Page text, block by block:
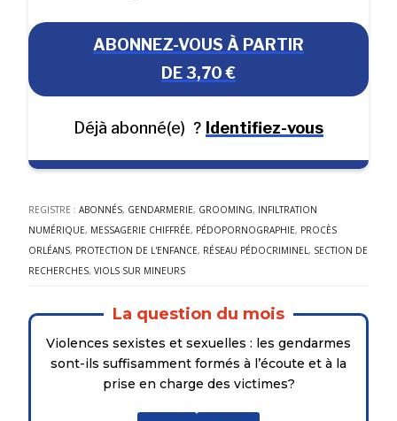
ABONNEZ-VOUS À PARTIR
DE 3,70 €
Déjà abonné(e) ? Identifiez-vous
REGISTRE :ABONNÉS, GENDARMERIE, GROOMING, INFILTRATION
NUMÉRIQUE, MESSAGERIE CHIFFRÉE, PÉDOPORNOGRAPHIE, PROCÈS
ORLÉANS, PROTECTION DE L'ENFANCE, RÉSEAU PÉDOCRIMINEL, SECTION DE
RECHERCHES,VIOLS SUR MINEURS
La question du mois
Violences sexistes et sexuelles : les gendarmes
sont-ils suffisamment formés à l’écoute et à la
prise en charge des victimes?